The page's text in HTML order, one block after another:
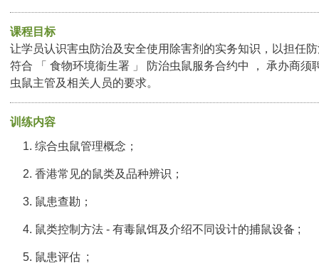
课程目标
让学员认识害虫防治及安全使用除害剂的实务知识，以担任
符合 「 食物环境衞生署 」 防治虫鼠服务合约中 ， 承办商须
虫鼠主管及相关人员的要求。
训练内容
综合虫鼠管理概念；
香港常见的鼠类及品种辨识；
鼠患查勘；
鼠类控制方法 - 有毒鼠饵及介绍不同设计的捕鼠设备 ;
鼠患评估 ;